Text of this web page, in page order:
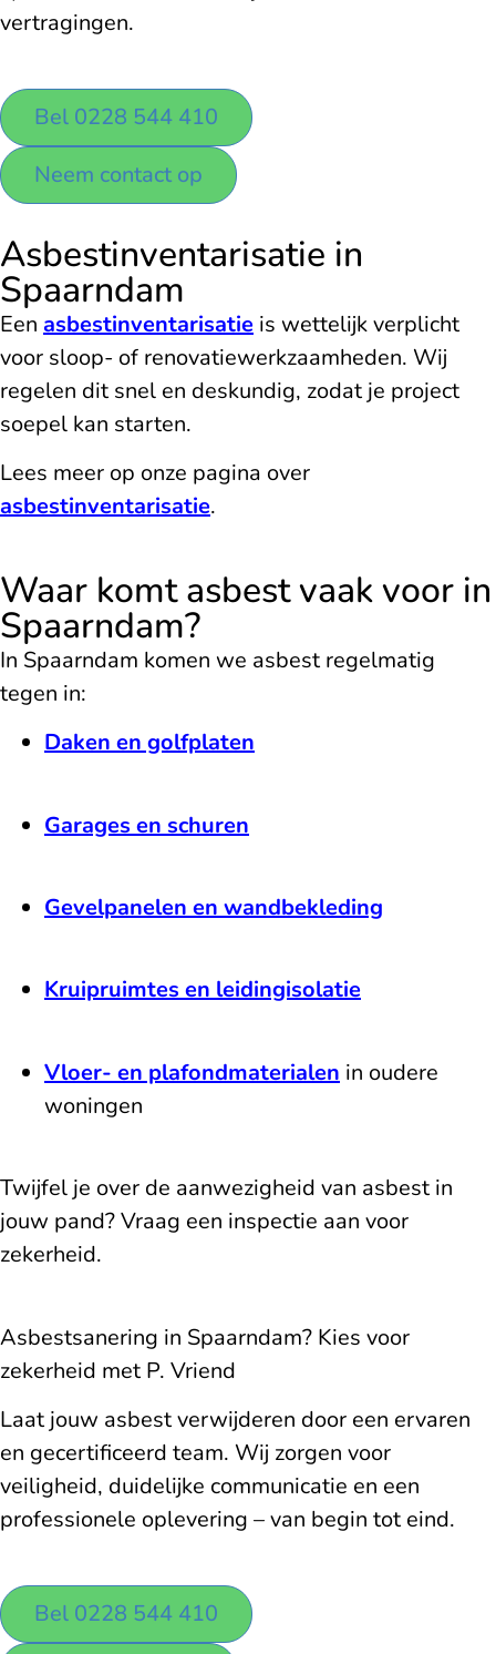
vertragingen.
Bel 0228 544 410
Neem contact op
Asbestinventarisatie in
Spaarndam
Een asbestinventarisatie is wettelijk verplicht
voor sloop- of renovatiewerkzaamheden. Wij
regelen dit snel en deskundig, zodat je project
soepel kan starten.
Lees meer op onze pagina over
asbestinventarisatie.
Waar komt asbest vaak voor in
Spaarndam?
In Spaarndam komen we asbest regelmatig
tegen in:
Daken en golfplaten
Garages en schuren
Gevelpanelen en wandbekleding
Kruipruimtes en leidingisolatie
Vloer- en plafondmaterialen in oudere
woningen
Twijfel je over de aanwezigheid van asbest in
jouw pand? Vraag een inspectie aan voor
zekerheid.
Asbestsanering in Spaarndam? Kies voor
zekerheid met P. Vriend
Laat jouw asbest verwijderen door een ervaren
en gecertificeerd team. Wij zorgen voor
veiligheid, duidelijke communicatie en een
professionele oplevering – van begin tot eind.
Bel 0228 544 410